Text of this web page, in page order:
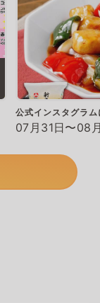
公式インスタグラ
07月31日〜08